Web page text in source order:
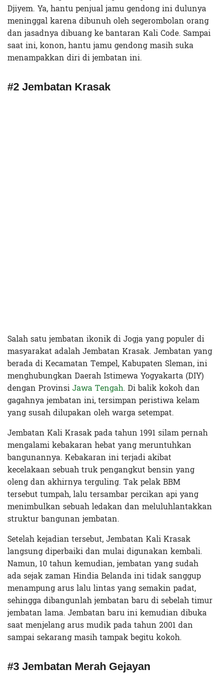
Djiyem. Ya, hantu penjual jamu gendong ini dulunya
meninggal karena dibunuh oleh segerombolan orang
dan jasadnya dibuang ke bantaran Kali Code. Sampai
saat ini, konon, hantu jamu gendong masih suka
menampakkan diri di jembatan ini.
#2 Jembatan Krasak
Salah satu jembatan ikonik di Jogja yang populer di
masyarakat adalah Jembatan Krasak. Jembatan yang
berada di Kecamatan Tempel, Kabupaten Sleman, ini
menghubungkan Daerah Istimewa Yogyakarta (DIY)
dengan ProvinsiJawa Tengah. Di balik kokoh dan
gagahnya jembatan ini, tersimpan peristiwa kelam
yang susah dilupakan oleh warga setempat.
Jembatan Kali Krasak pada tahun 1991 silam pernah
mengalami kebakaran hebat yang meruntuhkan
bangunannya. Kebakaran ini terjadi akibat
kecelakaan sebuah truk pengangkut bensin yang
oleng dan akhirnya terguling. Tak pelak BBM
tersebut tumpah, lalu tersambar percikan api yang
menimbulkan sebuah ledakan dan meluluhlantakkan
struktur bangunan jembatan.
Setelah kejadian tersebut, Jembatan Kali Krasak
langsung diperbaiki dan mulai digunakan kembali.
Namun, 10 tahun kemudian, jembatan yang sudah
ada sejak zaman Hindia Belanda ini tidak sanggup
menampung arus lalu lintas yang semakin padat,
sehingga dibangunlah jembatan baru di sebelah timur
jembatan lama. Jembatan baru ini kemudian dibuka
saat menjelang arus mudik pada tahun 2001 dan
sampai sekarang masih tampak begitu kokoh.
#3 Jembatan Merah Gejayan